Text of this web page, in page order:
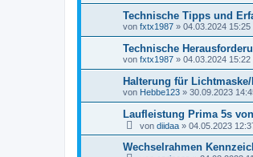
Technische Tipps und
von fxtx1987 » 04.03.2024 15:25
Technische
von fxtx1987 » 04.03.2024 15:22
Halterung für
von Hebbe123 » 30.09.2023
Laufleistung Prima 5s
von diidaa » 04.05.2023
Wechselrahmen